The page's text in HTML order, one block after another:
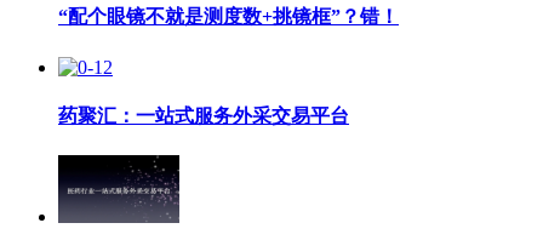
“配个眼镜不就是测度数+挑镜框”？错！
药聚汇：一站式服务外采交易平台